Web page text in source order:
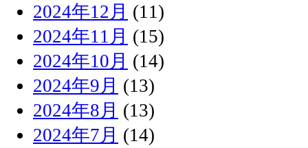
2024年12月 (11)
2024年11月 (15)
2024年10月 (14)
2024年9月 (13)
2024年8月 (13)
2024年7月 (14)